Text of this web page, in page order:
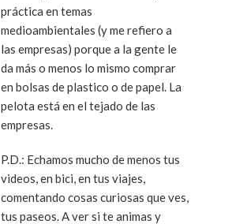
práctica en temas
medioambientales (y me refiero a
las empresas) porque a la gente le
da más o menos lo mismo comprar
en bolsas de plastico o de papel. La
pelota está en el tejado de las
empresas.
P.D.: Echamos mucho de menos tus
videos, en bici, en tus viajes,
comentando cosas curiosas que ves,
tus paseos. A ver si te animas y